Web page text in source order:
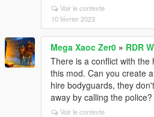
Voir le contexte
10 février 2023
Mega Xaoc Zer0 » RDR
There is a conflict with the
this mod. Can you create
hire bodyguards, they
away by calling the police?
Voir le contexte